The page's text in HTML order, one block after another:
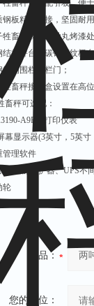
牲畜秤可选配引坡，便
钢板精工焊接，坚固耐
牲畜秤表面经抛丸烤漆
结构秤台，碳钢花纹板
结构围栏、栏门；
牲畜秤接线盒设置在高
畜秤可选配：
A9P
带打印仪表
幕显示器(3英寸， 5英寸
管理软件
涌电源保护器、UPS不
轮
产品：
您的单位：